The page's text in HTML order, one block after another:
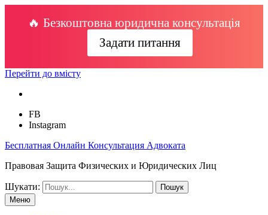
🔥 Безкоштовна юридична консультація
Задати питання
Перейти до вмісту
FB
Instagram
Бесплатная Онлайн Консультация Адвоката
Правовая Защита Физических и Юридических Лиц
Шукати:
Меню